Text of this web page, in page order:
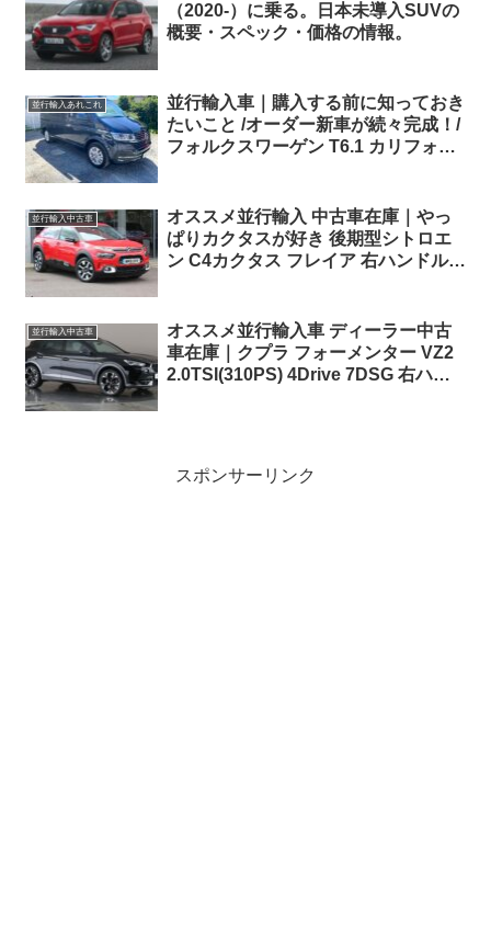
（2020-）に乗る。日本未導入SUVの
概要・スペック・価格の情報。
並行輸入あれこれ
並行輸入車｜購入する前に知っておき
たいこと /オーダー新車が続々完成！/
フォルクスワーゲン T6.1 カリフォル
並行輸入中古車
オススメ並行輸入 中古車在庫｜やっ
ぱりカクタスが好き 後期型シトロエ
ン C4カクタス フレイア 右ハンドル
並行輸入中古車
オススメ並行輸入車 ディーラー中古
車在庫｜クプラ フォーメンター VZ2
2.0TSI(310PS) 4Drive 7DSG 右ハン
スポンサーリンク